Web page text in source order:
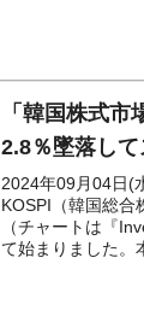
「韓国株式市
2.8％墜落して
2024年09月04日(
KOSPI（韓国総合
（チャートは『
て始まりました。